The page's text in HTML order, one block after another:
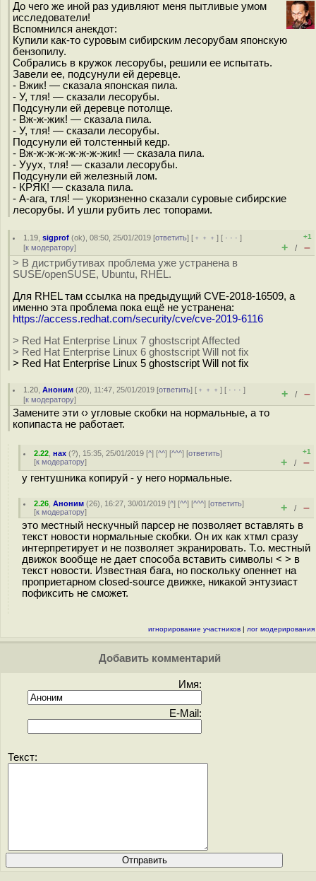
До чего же иной раз удивляют меня пытливые умом
исследователи!
Вспомнился анекдот:
Купили как-то суровым сибирским лесорубам японскую
бензопилу.
Собрались в кружок лесорубы, решили ее испытать.
Завели ее, подсунули ей деревце.
- Вжик! — сказала японская пила.
- У, тля! — сказали лесорубы.
Подсунули ей деревце потолще.
- Вж-ж-жик! — сказала пила.
- У, тля! — сказали лесорубы.
Подсунули ей толстенный кедр.
- Вж-ж-ж-ж-ж-ж-ж-жик! — сказала пила.
- Ууух, тля! — сказали лесорубы.
Подсунули ей железный лом.
- КРЯК! — сказала пила.
- А-ага, тля! — укоризненно сказали суровые сибирские
лесорубы. И ушли рубить лес топорами.
1.19 ,sigprof (ok), 08:50, 25/01/2019 [ответить] [ ﹢﹢﹢] [ · · ·]
[к модератору]
+1
+ / –
> В дистрибутивах проблема уже устранена в
SUSE/openSUSE, Ubuntu, RHEL.
Для RHEL там ссылка на предыдущий CVE-2018-16509, а
именно эта проблема пока ещё не устранена:
https://access.redhat.com/security/cve/cve-2019-6116
> Red Hat Enterprise Linux 7 ghostscript Affected
> Red Hat Enterprise Linux 6 ghostscript Will not fix
> Red Hat Enterprise Linux 5 ghostscript Will not fix
1.20 ,Аноним (20), 11:47, 25/01/2019 [ответить] [ ﹢﹢﹢] [ · · ·]
[к модератору] + / –
Замените эти ‹› угловые скобки на нормальные, а то
копипаста не работает.
2.22 ,нах (?), 15:35, 25/01/2019 [^] [^^] [^^^] [ответить]
[к модератору]
+1
+ / –
у гентушника копируй - у него нормальные.
2.26 ,Аноним (26), 16:27, 30/01/2019 [^] [^^] [^^^] [ответить]
[к модератору] + / –
это местный нескучный парсер не позволяет вставлять в
текст новости нормальные скобки. Он их как хтмл сразу
интерпретирует и не позволяет экранировать. Т.о. местный
движок вообще не дает способа вставить символы < > в
текст новости. Известная бага, но поскольку опеннет на
проприетарном closed-source движке, никакой энтузиаст
пофиксить не сможет.
игнорирование участников | лог модерирования
Добавить комментарий
Имя:
E-Mail:
Текст: